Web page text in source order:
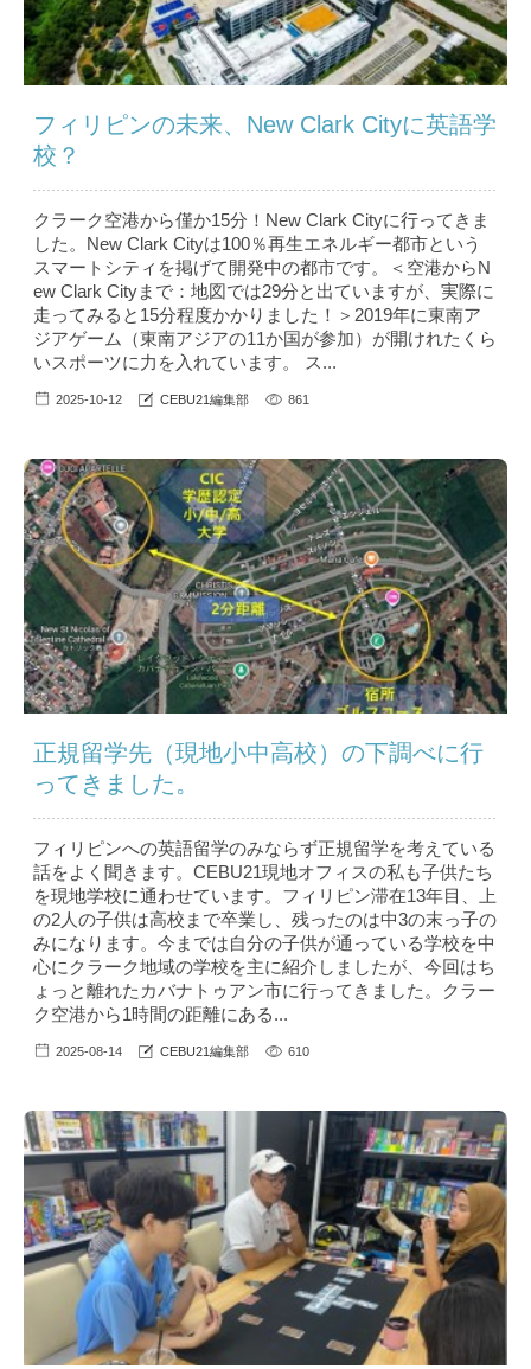
フィリピンの未来、New Clark Cityに英語学
校？
クラーク空港から僅か15分！New Clark Cityに行ってきま
した。New Clark Cityは100％再生エネルギー都市という
スマートシティを掲げて開発中の都市です。＜空港からN
ew Clark Cityまで：地図では29分と出ていますが、実際に
走ってみると15分程度かかりました！＞2019年に東南ア
ジアゲーム（東南アジアの11か国が参加）が開けれたくら
いスポーツに力を入れています。 ス...
2025-10-12 CEBU21編集部 861
正規留学先（現地小中高校）の下調べに行
ってきました。
フィリピンへの英語留学のみならず正規留学を考えている
話をよく聞きます。CEBU21現地オフィスの私も子供たち
を現地学校に通わせています。フィリピン滞在13年目、上
の2人の子供は高校まで卒業し、残ったのは中3の末っ子の
みになります。今までは自分の子供が通っている学校を中
心にクラーク地域の学校を主に紹介しましたが、今回はち
ょっと離れたカバナトゥアン市に行ってきました。クラー
ク空港から1時間の距離にある...
2025-08-14 CEBU21編集部 610